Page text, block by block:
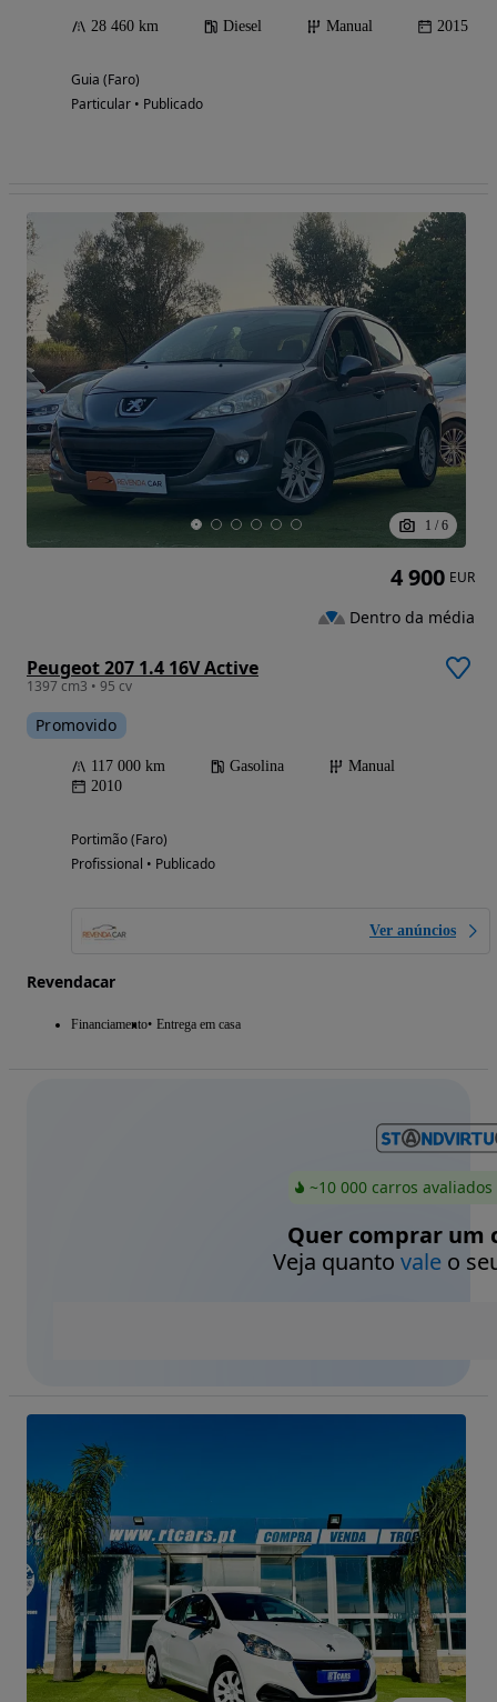
28 460 km Diesel Manual 2015
Guia (Faro)
Particular • Publicado
1 / 6
Peugeot 207 1.4 16V Active
1397 cm3 • 95 cv
Promovido
117 000 km Gasolina
Manual
2010
Portimão (Faro)
Profissional • Publicado
Ver anúncios
Revendacar
Financiamento Entrega em casa
4 900 EUR
Dentro da média
~10 000 carros
Quer comprar um
Veja quanto valeo